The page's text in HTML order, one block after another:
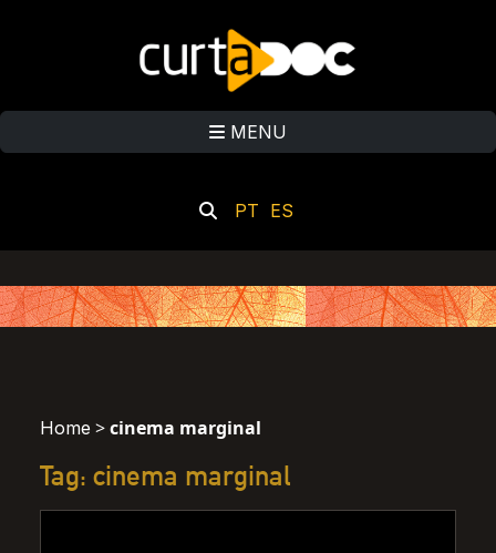
MENU
PT ES
Home >cinema marginal
Tag: cinema marginal